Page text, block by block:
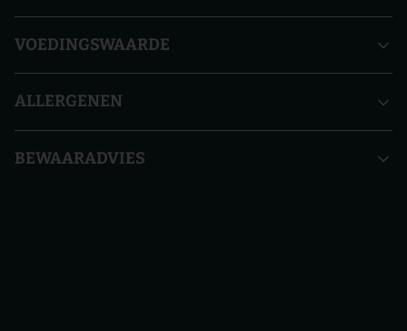
VOEDINGSWAARDE
ALLERGENEN
BEWAARADVIES